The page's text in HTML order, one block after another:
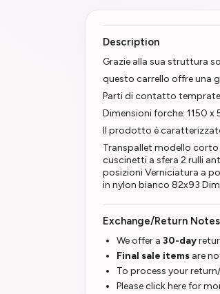
Description
Grazie alla sua struttura
questo carrello offre una
Parti di contatto temprate
Dimensioni forche: 1150 x
Il prodotto è
Transpallet modello
cuscinetti a sfera 2 rulli
posizioni Verniciatura a
in nylon bianco 82x93
Exchange/Return Notes
We offer a 30-day
Final sale items are
To process your
Please click here for